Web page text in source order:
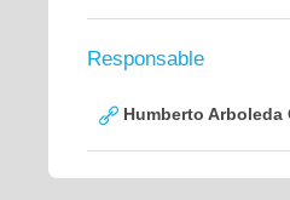
Responsable
Humberto Arboleda